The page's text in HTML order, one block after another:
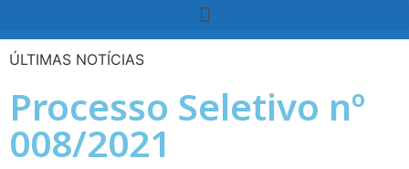
ÚLTIMAS NOTÍCIAS
Processo Seletivo nº
008/2021